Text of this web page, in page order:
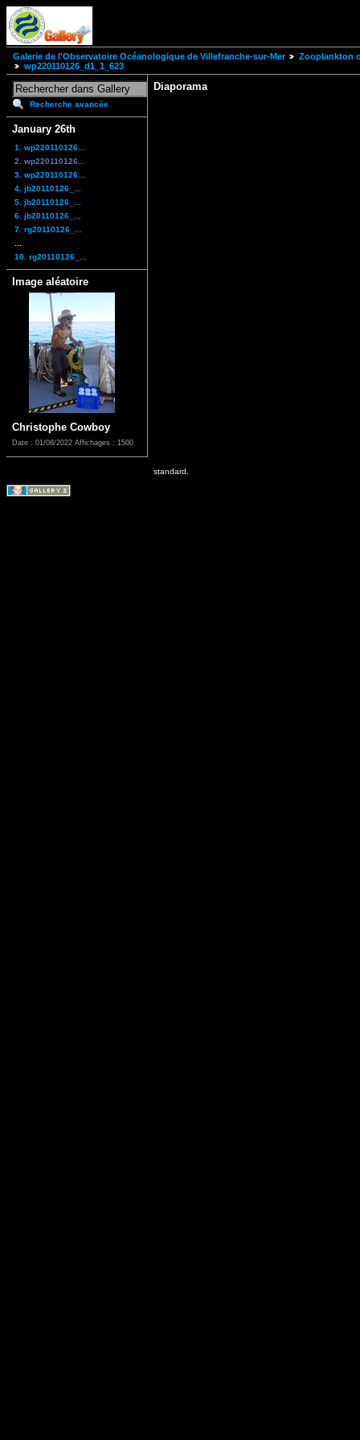
Galerie de l'Observatoire Océanologique de Villefranche-sur-Mer
Zooplankton
wp220110126_d1_1_623
Recherche avancée
January 26th
1. wp220110126...
2. wp220110126...
3. wp220110126...
4. jb20110126_...
5. jb20110126_...
6. jb20110126_...
7. rg20110126_...
10. rg20110126_...
Image aléatoire
Christophe Cowboy
Date : 01/08/2022 Affichages : 1500
Diaporama
standard.